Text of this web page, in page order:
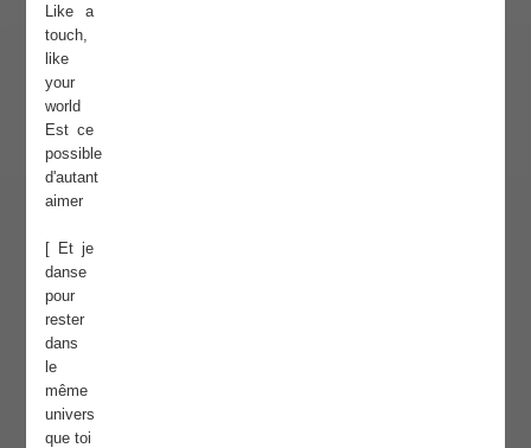
Like a
touch,
like
your
world
Est ce
possible
d'autant
aimer
[ Et je
danse
pour
rester
dans
le
même
univers
que toi